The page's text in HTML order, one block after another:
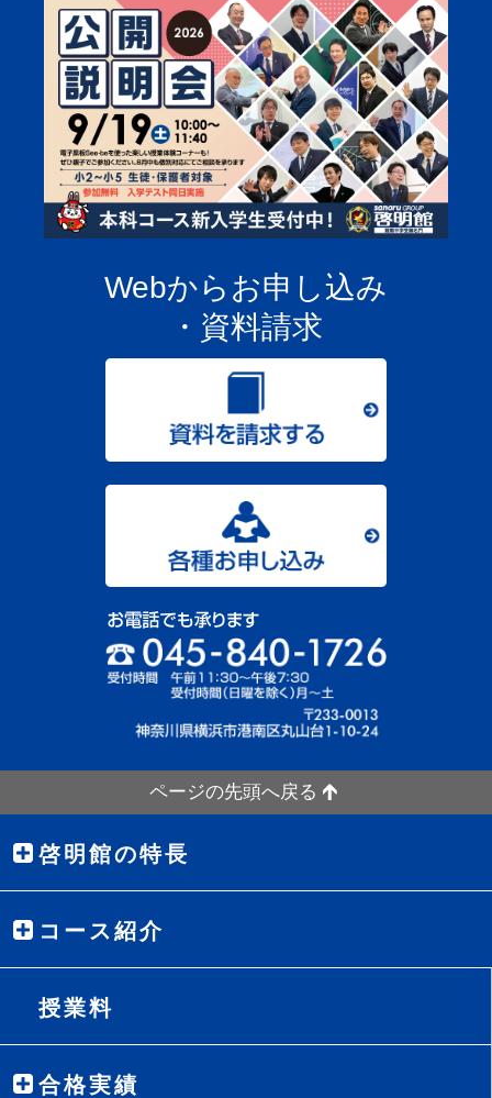
Webからお申し込み
・資料請求
ページの先頭へ戻る
啓明館の特長
コース紹介
授業料
合格実績